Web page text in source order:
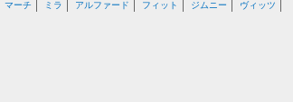
マーチ ミラ アルファード フィット ジムニー
ヴィッツ